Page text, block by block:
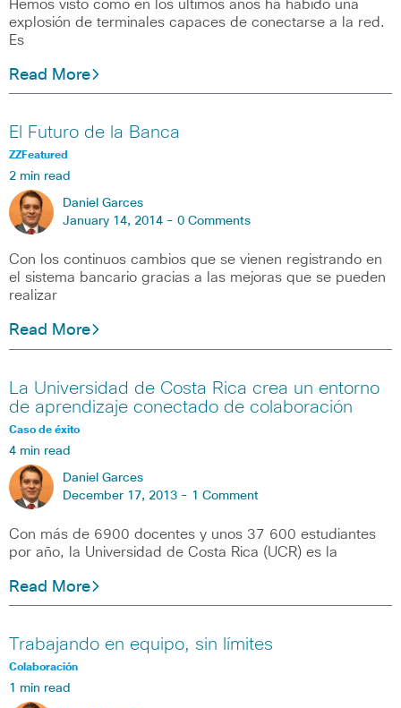
Hemos visto como en los últimos años ha habido una
explosión de terminales capaces de conectarse a la red.
Es
Read More
El Futuro de la Banca
ZZFeatured
2 min read
Daniel Garces
January 14, 2014 - 0 Comments
Con los continuos cambios que se vienen registrando en
el sistema bancario gracias a las mejoras que se pueden
realizar
Read More
La Universidad de Costa Rica crea un entorno
de aprendizaje conectado de colaboración
Caso de éxito
4 min read
Daniel Garces
December 17, 2013 - 1 Comment
Con más de 6900 docentes y unos 37 600 estudiantes
por año, la Universidad de Costa Rica (UCR) es la
Read More
Trabajando en equipo, sin límites
Colaboración
1 min read